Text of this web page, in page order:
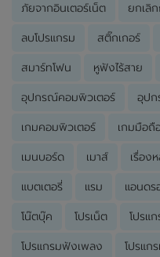
ภัยจากอินเตอร์เน็ต ยกเลิก
ลบโปรแกรม สติ๊กเกอร์
สมาร์ทโฟน หูฟังไร้สาย
อุปกรณ์คอมพิวเตอร์ อุป
เกมคอมพิวเตอร์ เกมมือถื
เมนบอร์ด เมาส์ เรื่อง
แบตเตอรี่ แรม แอนดร
โน๊ตบุ๊ค โปรเน็ต โปรแ
โปรแกรมฟังเพลง โปรแก